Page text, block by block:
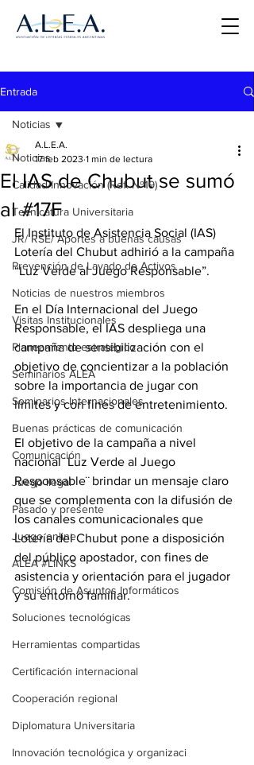
Entrada
Noticias
Calidad/Innovación (Ref. Nº19)
Tecnicatura Universitaria
JR/ RSE/ Aportes a buenas causas
Prevención de Lavado de Activos
Noticias de nuestros miembros
Visitas Institucionales
Planeamiento estratégico
Seminarios ALEA
Seminarios Internacionales
Buenas prácticas de comunicación
Comunicación
Juego ilegal
Pasado y presente
Juego online
ALEA #LINKS
Comisión de Asuntos Informáticos
Soluciones tecnológicas
Herramientas compartidas
Certificación internacional
Cooperación regional
Diplomatura Universitaria
Innovación tecnológica y organizaci
Noticias
El IAS de Chubut se sumó
al #17F
A.L.E.A.
17 feb 2023 1 min de lectura
El Instituto de Asistencia Social (IAS)
Lotería del Chubut adhirió a la campaña
“Luz Verde al Juego Responsable”.
En el Día Internacional del Juego
Responsable, el IAS despliega una
campaña de sensibilización con el
objetivo de concientizar a la población
sobre la importancia de jugar con
límites y con fines de entretenimiento.
El objetivo de la campaña a nivel
nacional ¨Luz Verde al Juego
Responsable¨ brindar un mensaje claro
que se complementa con la difusión de
los canales comunicacionales que
Lotería del Chubut pone a disposición
del público apostador, con fines de
asistencia y orientación para el jugador
y su entorno familiar.